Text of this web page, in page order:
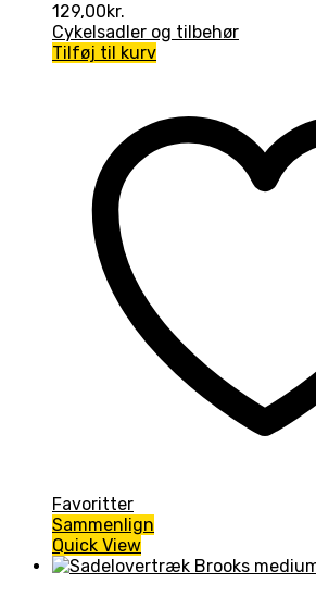
129,00kr.
Cykelsadler og tilbehør
Tilføj til kurv
Favoritter
Sammenlign
Quick View